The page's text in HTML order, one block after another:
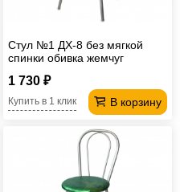
Стул №1 ДХ-8 без мягкой
спинки обивка жемчуг
1 730 ₽
В корзину
Купить в 1 клик